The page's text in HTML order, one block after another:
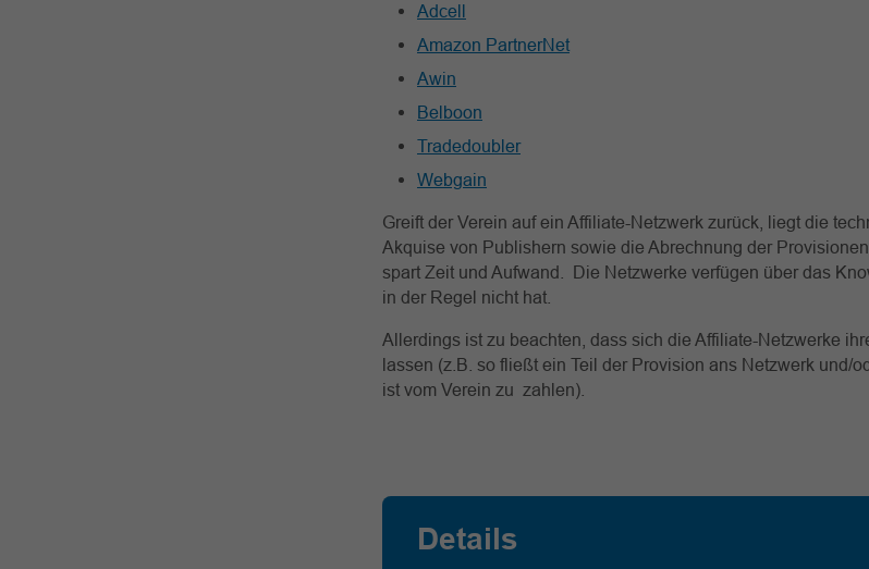
Adcell
Amazon PartnerNet
Awin
Belboon
Tradedoubler
Webgain
Greift der Verein auf ein Affiliate-Netzwerk zurück, liegt die
Akquise von Publishern sowie die Abrechnung der
spart Zeit und Aufwand. Die Netzwerke verfügen über das
in der Regel nicht hat.
Allerdings ist zu beachten, dass sich die Affiliate-Netzwerke
lassen (z.B. so fließt ein Teil der Provision ans Netzwerk und/
ist vom Verein zu zahlen).
Details